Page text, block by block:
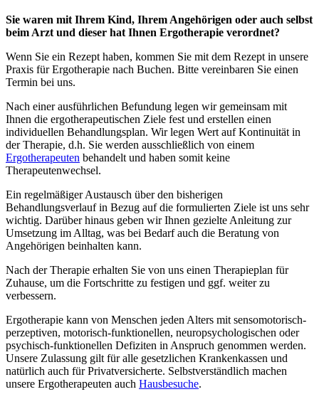
Sie waren mit Ihrem Kind, Ihrem Angehörigen oder auch selbst
beim Arzt und dieser hat Ihnen Ergotherapie verordnet?
Wenn Sie ein Rezept haben, kommen Sie mit dem Rezept in unsere
Praxis für Ergotherapie nach Buchen. Bitte vereinbaren Sie einen
Termin bei uns.
Nach einer ausführlichen Befundung legen wir gemeinsam mit
Ihnen die ergotherapeutischen Ziele fest und erstellen einen
individuellen Behandlungsplan. Wir legen Wert auf Kontinuität in
der Therapie, d.h. Sie werden ausschließlich von einem
Ergotherapeuten behandelt und haben somit keine
Therapeutenwechsel.
Ein regelmäßiger Austausch über den bisherigen
Behandlungsverlauf in Bezug auf die formulierten Ziele ist uns sehr
wichtig. Darüber hinaus geben wir Ihnen gezielte Anleitung zur
Umsetzung im Alltag, was bei Bedarf auch die Beratung von
Angehörigen beinhalten kann.
Nach der Therapie erhalten Sie von uns einen Therapieplan für
Zuhause, um die Fortschritte zu festigen und ggf. weiter zu
verbessern.
Ergotherapie kann von Menschen jeden Alters mit sensomotorisch-
perzeptiven, motorisch-funktionellen, neuropsychologischen oder
psychisch-funktionellen Defiziten in Anspruch genommen werden.
Unsere Zulassung gilt für alle gesetzlichen Krankenkassen und
natürlich auch für Privatversicherte. Selbstverständlich machen
unsere Ergotherapeuten auch Hausbesuche.